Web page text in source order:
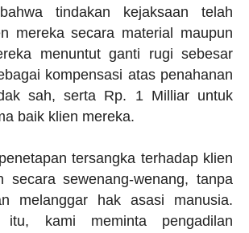
tindakan kejaksaan telah
mereka secara material maupun
menuntut ganti rugi sebesar
kompensasi atas penahanan
sah, serta Rp. 1 Milliar untuk
baik klien mereka.
tersangka terhadap klien
secara sewenang-wenang, tanpa
melanggar hak asasi manusia.
kami meminta pengadilan